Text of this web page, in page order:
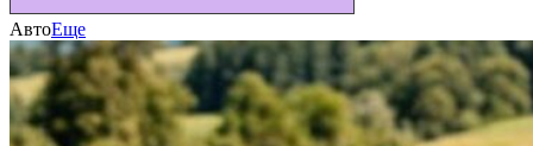
АвтоЕще